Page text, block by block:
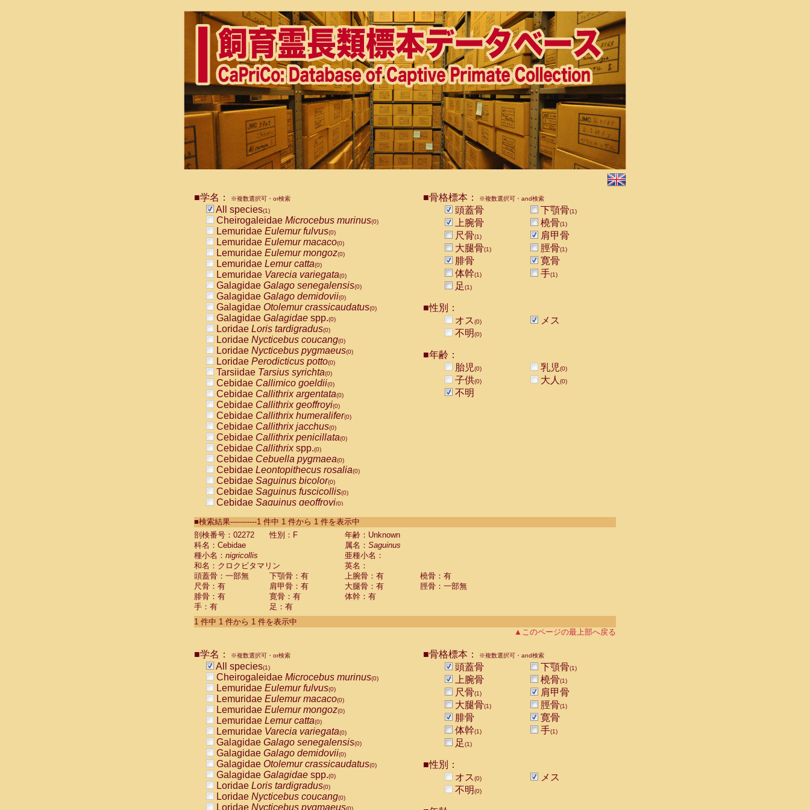
■学名： ※複数選択可・or検索
All species(1)
Cheirogaleidae Microcebus murinus(0)
Lemuridae Eulemur fulvus(0)
Lemuridae Eulemur macaco(0)
Lemuridae Eulemur mongoz(0)
Lemuridae Lemur catta(0)
Lemuridae Varecia variegata(0)
Galagidae Galago senegalensis(0)
Galagidae Galago demidovii(0)
Galagidae Otolemur crassicaudatus(0)
Galagidae Galagidae spp.(0)
Loridae Loris tardigradus(0)
Loridae Nycticebus coucang(0)
Loridae Nycticebus pygmaeus(0)
Loridae Perodicticus potto(0)
Tarsiidae Tarsius syrichta(0)
Cebidae Callimico goeldii(0)
Cebidae Callithrix argentata(0)
Cebidae Callithrix geoffroyi(0)
Cebidae Callithrix humeralifer(0)
Cebidae Callithrix jacchus(0)
Cebidae Callithrix penicillata(0)
Cebidae Callithrixspp.(0)
Cebidae Cebuella pygmaea(0)
Cebidae Leontopithecus rosalia(0)
Cebidae Saguinus bicolor(0)
Cebidae Saguinus fuscicollis(0)
Cebidae Saguinus geoffroyi(0)
CebidaeSaguinus labiatus(0)
Cebidae Saguinus leucopus (0)
Cebidae
CebidaeSaguinus mystax
CebidaeSaguinus nigricollis (1)
Cebidae Saguinus oedipus
Cebidae Saguinus weddelli
Cebidae Saguinusspp.
Cebidae Aotus trivirgatus
Cebidae Cebus albifrons
CebidaeCebus nigrivittatus
CebidaeCebus
CebidaeSaimiri boliviensis(0)
CebidaeSaimiri sciureus(0)
AtelidaeAlouatta caraya(0)
AtelidaeAlouatta fusca(0)
AtelidaeAlouatta seniculus
AtelidaeAlouattaspp.(0)
AtelidaeAteles belzebuth(0)
AtelidaeAteles geoffroyi(0)
AtelidaeAteles paniscus(0)
AtelidaeAtelesspp.(0)
Atelidae Lagothrix lagothricha
AtelidaeLagothrix lagothricha cana
PitheciidaeCacajao calvus rubicundus
■骨格標本： ※複数選択可・and検索
頭蓋骨 下顎骨(1)
上腕骨 橈骨(1)
尺骨(1)
肩甲骨
大腿骨(1) 脛骨(1)
腓骨
寛骨
体幹(1) 手(1)
足(1)
■性別：
オス(0)
メス
不明(0)
■年齢：
胎児(0) 乳児(0)
子供(0) 大人 (0)
不明
■検索結果-----------1 件中 1 件から 1 件を表示中
剖検番号：02272
性別：F
年齢：Unknown
科名：Cebidae
属名： Saguinus
種小名： nigricollis
亜種小名：
和名：クロクビタマリン
英名：
頭蓋骨：一部無
下顎骨：有 上腕骨：有
橈骨：有
尺骨：有
肩甲骨：有 大腿骨：有
脛骨：一部無
腓骨：有
寛骨：有
体幹：有
手：有
足：有
1 件中 1 件から 1 件を表示中
▲このページの最上部へ戻る
■学名： ※複数選択可・or検索
All species(1)
Cheirogaleidae Microcebus murinus(0)
Lemuridae Eulemur fulvus(0)
Lemuridae Eulemur macaco(0)
Lemuridae Eulemur mongoz(0)
Lemuridae Lemur catta(0)
Lemuridae Varecia variegata(0)
Galagidae Galago senegalensis(0)
Galagidae Galago demidovii(0)
Galagidae Otolemur crassicaudatus(0)
Galagidae Galagidae spp.(0)
Loridae Loris tardigradus(0)
Loridae Nycticebus coucang(0)
Loridae Nycticebus pygmaeus(0)
■骨格標本： ※複数選択可・and検索
頭蓋骨 下顎骨(1)
上腕骨 橈骨(1)
尺骨(1)
肩甲骨
大腿骨(1) 脛骨(1)
腓骨
寛骨
体幹(1) 手(1)
足(1)
■性別：
オス(0)
メス
不明(0)